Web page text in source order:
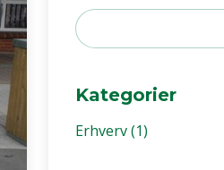
Kategorier
Erhverv(1)